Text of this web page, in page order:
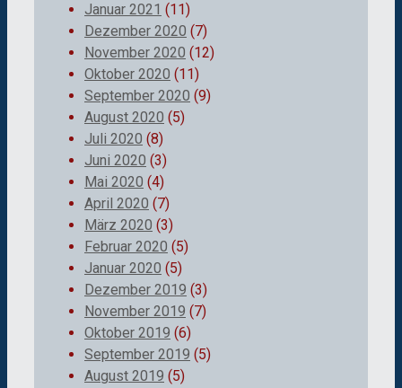
Januar 2021 (11)
Dezember 2020 (7)
November 2020 (12)
Oktober 2020 (11)
September 2020 (9)
August 2020 (5)
Juli 2020 (8)
Juni 2020 (3)
Mai 2020 (4)
April 2020 (7)
März 2020 (3)
Februar 2020 (5)
Januar 2020 (5)
Dezember 2019 (3)
November 2019 (7)
Oktober 2019 (6)
September 2019 (5)
August 2019 (5)